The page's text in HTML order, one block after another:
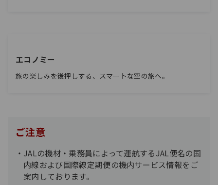
エコノミー
旅の楽しみを後押しする、スマートな空の旅へ。
ご注意
JALの機材・乗務員によって運航するJAL便名の国
内線および国際線定期便の機内サービス情報をご
案内しております。